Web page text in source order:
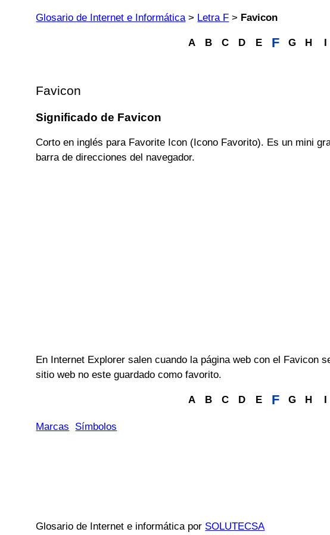
Glosario de Internet e Informática> Letra F > Favicon
A B C D E F G H I
Favicon
Significado de Favicon
Corto en inglés para Favorite Icon (Icono Favorito). Es un mini
barra de direcciones del navegador.
En Internet Explorer salen cuando la página web con el Favicon
sitio web no este guardado como favorito.
A B C D E F G H I
Marcas Símbolos
Glosario de Internet e informática por SOLUTECSA